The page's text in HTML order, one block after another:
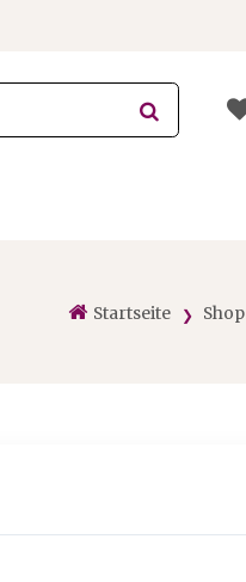
Startseite Shop